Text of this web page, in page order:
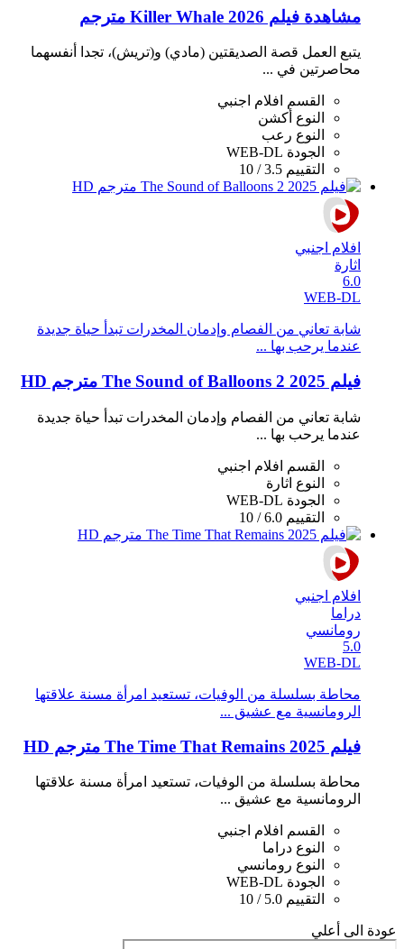
مشاهدة فيلم Killer Whale 2026 مترجم
يتبع العمل قصة الصديقتين (مادي) و(تريش)، تجدا أنفسهما
محاصرتين في ...
القسم افلام اجنبي
النوع أكشن
النوع رعب
الجودة WEB-DL
التقييم 3.5 / 10
افلام اجنبي
اثارة
6.0
WEB-DL
شابة تعاني من الفصام وإدمان المخدرات تبدأ حياة جديدة
عندما يرحب بها ...
فيلم The Sound of Balloons 2 2025 مترجم HD
شابة تعاني من الفصام وإدمان المخدرات تبدأ حياة جديدة
عندما يرحب بها ...
القسم
افلام اجنبي
النوع اثارة
الجودة WEB-DL
التقييم 6.0 / 10
افلام اجنبي
دراما
رومانسي
5.0
WEB-DL
محاطة بسلسلة من الوفيات، تستعيد امرأة مسنة علاقتها
الرومانسية مع عشيق ...
فيلم The Time That Remains 2025 مترجم HD
محاطة بسلسلة من الوفيات، تستعيد امرأة مسنة علاقتها
الرومانسية مع عشيق ...
القسم
افلام اجنبي
النوع دراما
النوع رومانسي
الجودة WEB-DL
التقييم 5.0 / 10
عودة الى أعلي